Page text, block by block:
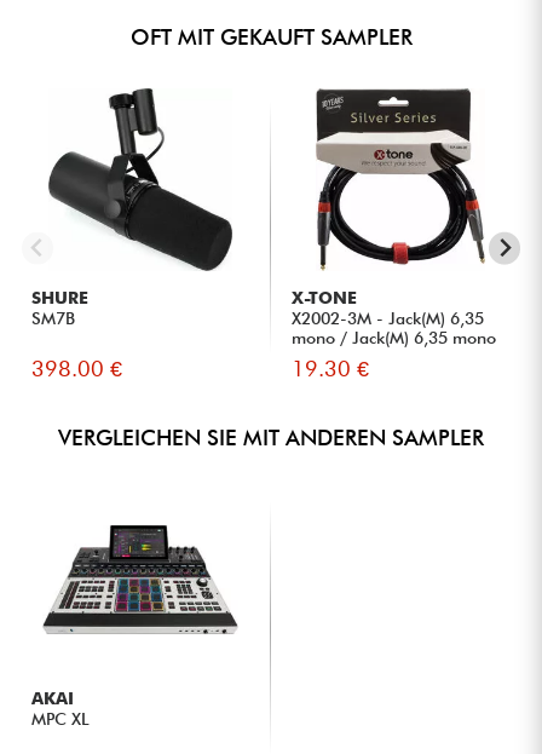
OFT MIT GEKAUFT SAMPLER
SHURE
SM7B
398.00 €
X-TONE
X2002-3M - Jack(M) 6,35
mono / Jack(M) 6,35 mono
S...
19.30 €
VERGLEICHEN SIE MIT ANDEREN SAMPLER
AKAI
MPC XL